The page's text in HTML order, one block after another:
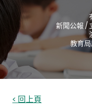
新聞公報 /
教育
< 回上頁